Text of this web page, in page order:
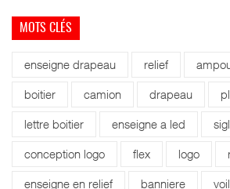
MOTS CLÉS
enseigne drapeau relief
boitier camion drapeau
lettre boitier enseigne a led
conception logo flex logo
enseigne en relief banniere